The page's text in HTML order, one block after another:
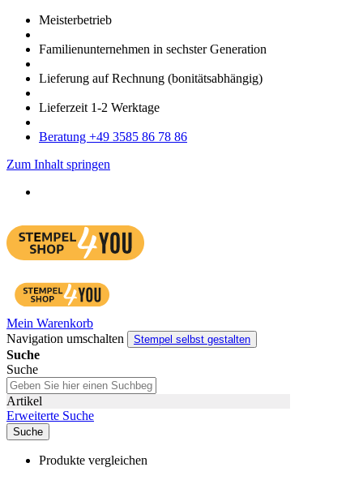
Meister­betrieb
Familien­unter­nehmen in sechster Gene­ration
Lieferung auf Rech­nung (bonitätsabhängig)
Liefer­zeit 1-2 Werk­tage
Bera­tung +49 3585 86 78 86
Zum Inhalt springen
Mein Warenkorb
Navigation umschalten
Stempel selbst gestalten
Suche
Suche
Artikel
Erweiterte Suche
Suche
Produkte vergleichen